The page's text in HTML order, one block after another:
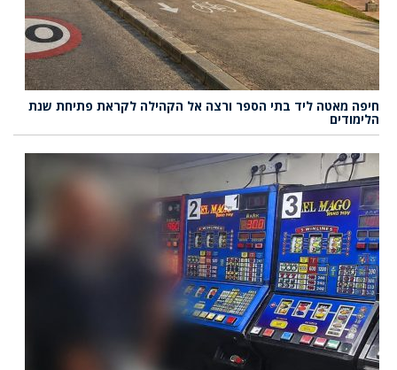
חיפה מאטה ליד בתי הספר ורצה אל הקהילה לקראת פתיחת שנת
הלימודים